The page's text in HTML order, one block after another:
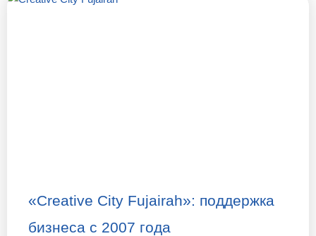
«Creative City Fujairah»: поддержка
бизнеса с 2007 года